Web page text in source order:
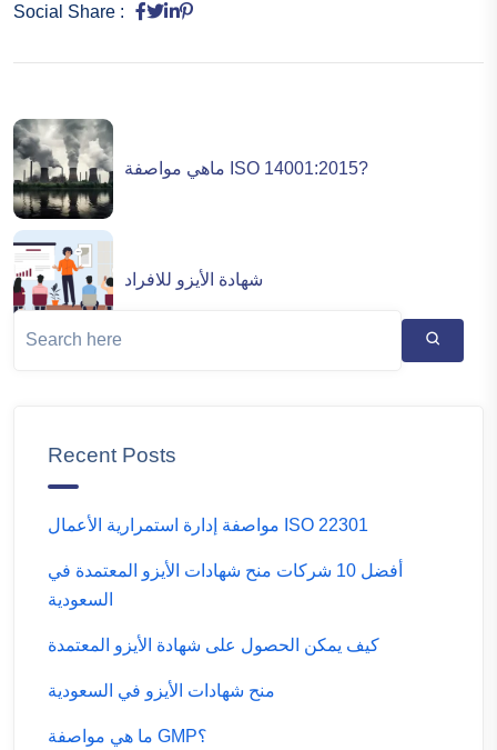
Social Share :
ماهي مواصفة ISO 14001:2015?
شهادة الأيزو للافراد
Recent Posts
مواصفة إدارة استمرارية الأعمال ISO 22301
أفضل 10 شركات منح شهادات الأيزو المعتمدة في
السعودية
كيف يمكن الحصول على شهادة الأيزو المعتمدة
منح شهادات الأيزو في السعودية
ما هي مواصفة GMP؟